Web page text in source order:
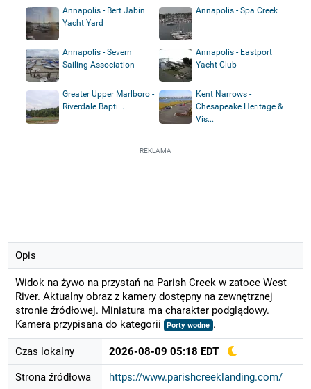
Annapolis - Bert Jabin
Yacht Yard
Annapolis - Spa Creek
Annapolis - Severn
Sailing Association
Annapolis - Eastport
Yacht Club
Greater Upper Marlboro -
Riverdale Bapti...
Kent Narrows -
Chesapeake Heritage &
Vis...
REKLAMA
Opis
Widok na żywo na przystań na Parish Creek w zatoce West
River. Aktualny obraz z kamery dostępny na zewnętrznej
stronie źródłowej. Miniatura ma charakter podglądowy.
Kamera przypisana do kategorii
Porty wodne .
Czas lokalny 2026-08-09 05:18 EDT
Strona źródłowa https://www.parishcreeklanding.com/